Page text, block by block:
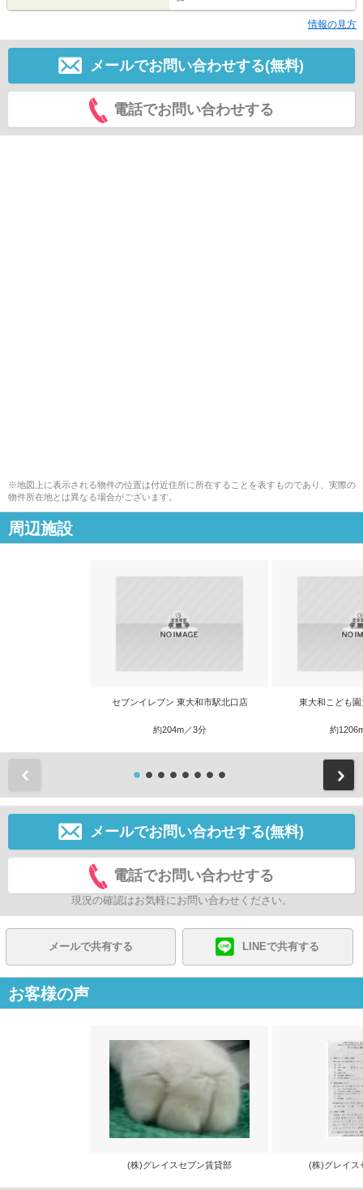
情報の見方
メールでお問い合わせする(無料)
電話でお問い合わせする
※地図上に表示される物件の位置は付近住所に所在することを表すものであり、実際の
物件所在地とは異なる場合がございます。
周辺施設
セブンイレブン 東大和市駅北口店
約204m／3分
東大和こども
約
メールでお問い合わせする(無料)
電話でお問い合わせする
現況の確認はお気軽にお問い合わせください。
メールで共有する LINEで共有する
お客様の声
(株)グレイスセブン賃貸部 (株)グレイス